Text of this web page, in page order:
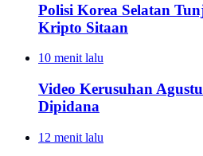
Polisi Korea Selatan
Kripto Sitaan
10 menit lalu
Video Kerusuhan
Dipidana
12 menit lalu